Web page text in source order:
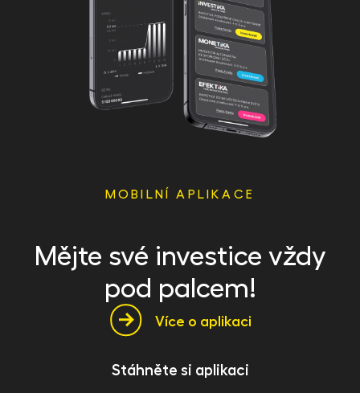
MOBILNÍ APLIKACE
Mějte své investice vždy
pod palcem!
Více o aplikaci
Stáhněte si aplikaci